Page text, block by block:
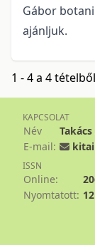
Gábor
ajánljuk.
1 - 4 a 4 tételből
KAPCSOLAT
Név
E-mail:
ISSN
Online:
Nyomtatott: